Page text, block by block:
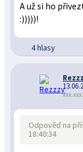
A už si ho
:)))))!
4 hlasy
Odpověď na
18:40:34